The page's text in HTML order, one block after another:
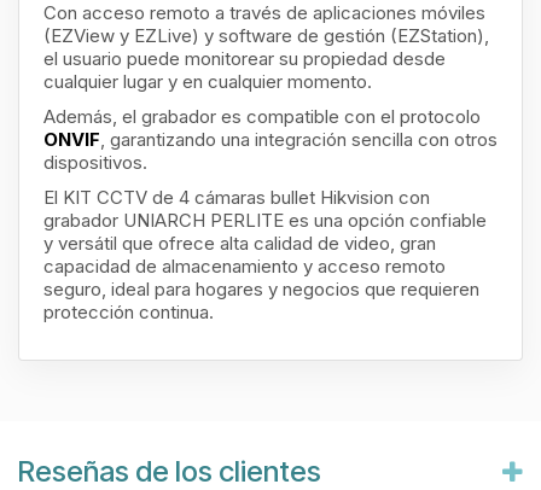
Con acceso remoto a través de aplicaciones móviles
(EZView y EZLive) y software de gestión (EZStation),
el usuario puede monitorear su propiedad desde
cualquier lugar y en cualquier momento.
Además, el grabador es compatible con el protocolo
ONVIF, garantizando una integración sencilla con otros
dispositivos.
El KIT CCTV de 4 cámaras bullet Hikvision con
grabador UNIARCH PERLITE es una opción confiable
y versátil que ofrece alta calidad de video, gran
capacidad de almacenamiento y acceso remoto
seguro, ideal para hogares y negocios que requieren
protección continua.
Reseñas de los clientes